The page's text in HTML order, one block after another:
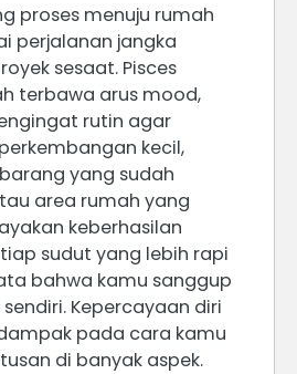
proses menuju rumah
perjalanan jangka
sesaat. Pisces
terbawa arus mood,
rutin agar
kecil,
yang sudah
area rumah yang
keberhasilan
sudut yang lebih rapi
bahwa kamu sanggup
Kepercayaan diri
pada cara kamu
di banyak aspek.